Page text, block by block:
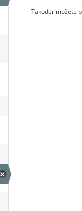
Također možete